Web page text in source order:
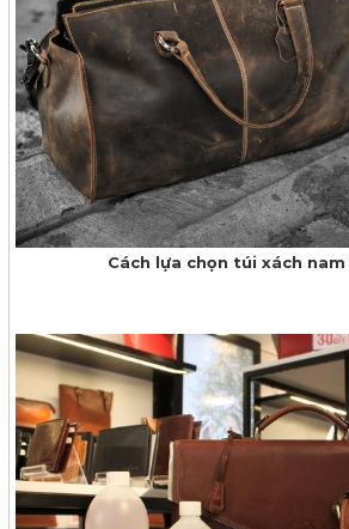
Cách lựa chọn túi xách